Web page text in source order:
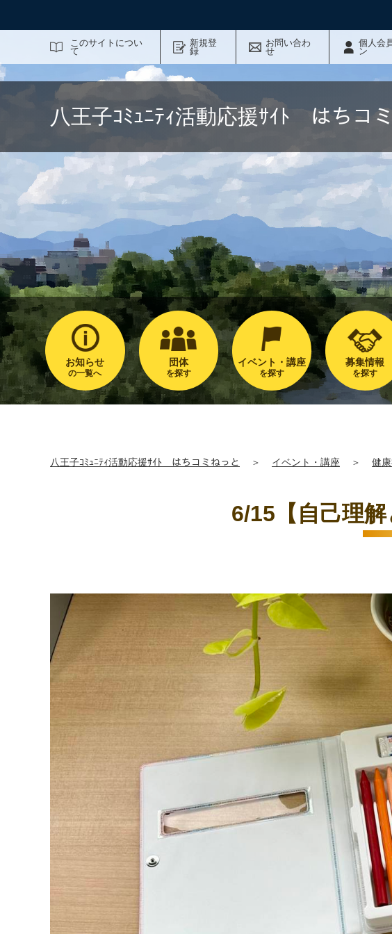
このサイトについ
て
新規登
録
お問い合わ
せ
個人会
ン
八王子ｺﾐｭﾆﾃｨ活動応援ｻｲﾄ はちコ
お知らせ
の一覧へ
団体
を探す
イベント・講座
を探す
募集情報
を探す
八王子ｺﾐｭﾆﾃｨ活動応援ｻｲﾄ はちコミねっと ＞ イベント・講座 ＞ 健
6/15【自己理